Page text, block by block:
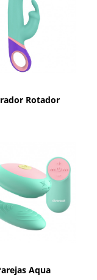
Rotador
Aqua